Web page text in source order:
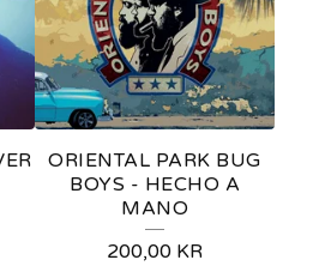
ORIENTAL PARK BUG
BOYS - HECHO A
MANO
200,00 KR